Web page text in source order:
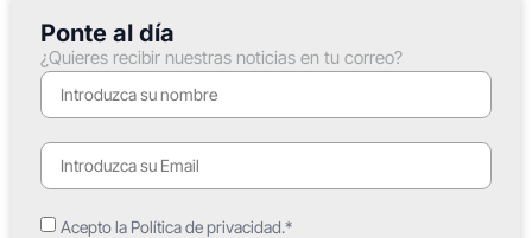
Ponte al día
¿Quieres recibir nuestras noticias en tu correo?
Acepto la Política de privacidad.*